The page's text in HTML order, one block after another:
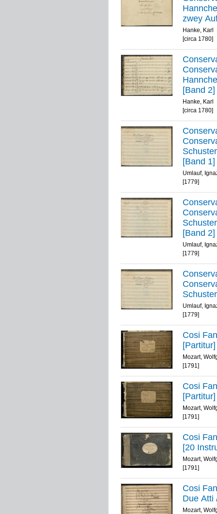
zwey
Hanke, Karl
[circa 1780]
[Band
Hanke, Karl
[circa 1780]
[Band
Umlauf,
[1779]
[Band
Umlauf,
[1779]
Umlauf,
[1779]
Cosi
Mozart,
[1791]
Cosi
Mozart,
[1791]
Cosi
[20
Mozart,
[1791]
Cosi
Due Atti
Mozart,